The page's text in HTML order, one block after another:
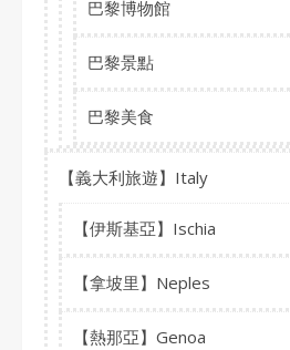
巴黎博物館
巴黎景點
巴黎美食
【義大利旅遊】Italy
【伊斯基亞】Ischia
【拿坡里】Neples
【熱那亞】Genoa